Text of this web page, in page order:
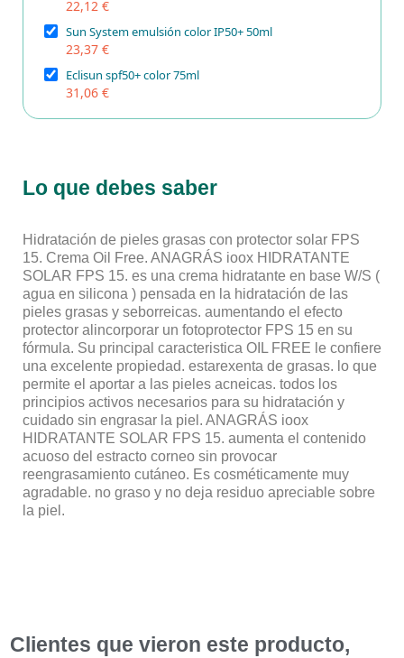
22,12 €
Sun System emulsión color IP50+ 50ml
23,37 €
Eclisun spf50+ color 75ml
31,06 €
Lo que debes saber
Hidratación de pieles grasas con protector solar FPS
15. Crema Oil Free. ANAGRÁS ioox HIDRATANTE
SOLAR FPS 15. es una crema hidratante en base W/S (
agua en silicona ) pensada en la hidratación de las
pieles grasas y seborreicas. aumentando el efecto
protector alincorporar un fotoprotector FPS 15 en su
fórmula. Su principal caracteristica OIL FREE le confiere
una excelente propiedad. estarexenta de grasas. lo que
permite el aportar a las pieles acneicas. todos los
principios activos necesarios para su hidratación y
cuidado sin engrasar la piel. ANAGRÁS ioox
HIDRATANTE SOLAR FPS 15. aumenta el contenido
acuoso del estracto corneo sin provocar
reengrasamiento cutáneo. Es cosméticamente muy
agradable. no graso y no deja residuo apreciable sobre
la piel.
Clientes que vieron este producto,